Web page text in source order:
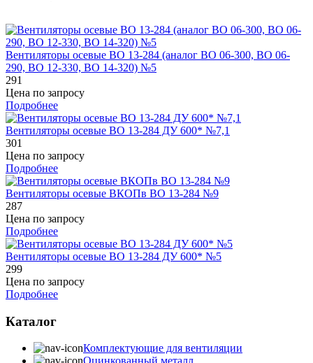
Вентиляторы осевые ВО 13-284 (аналог ВО 06-300, ВО 06-
290, ВО 12-330, ВО 14-320) №5
291
Цена по запросу
Подробнее
Вентиляторы осевые ВО 13-284 ДУ 600* №7,1
301
Цена по запросу
Подробнее
Вентиляторы осевые ВКОПв ВО 13-284 №9
287
Цена по запросу
Подробнее
Вентиляторы осевые ВО 13-284 ДУ 600* №5
299
Цена по запросу
Подробнее
Каталог
Комплектующие для вентиляции